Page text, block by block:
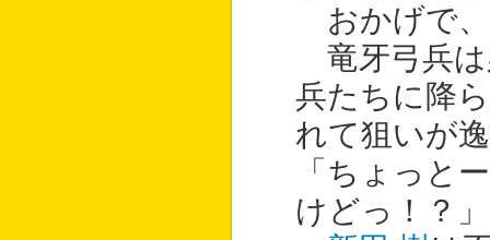
おかげで、
竜牙弓兵は
兵たちに降
れて狙いが
「ちょっと
けどっ！？」